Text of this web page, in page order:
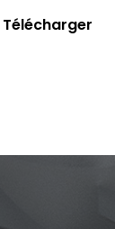
Télécharger